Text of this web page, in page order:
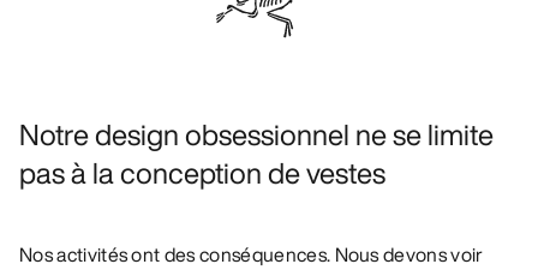
Notre design obsessionnel ne se limite
pas à la conception de vestes
Nos activités ont des conséquences. Nous devons voir